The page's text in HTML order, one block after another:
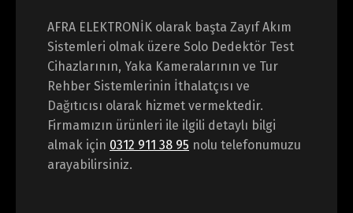
AFRA ELEKTRONİK olarak başta Zayıf Akım
Sistemleri olmak üzere Solo Dedektör Test
Cihazlarının, Yaka Kameralarının ve Tur
Rehber Sistemlerinin İthalatçısı ve
Dağıtıcısı olarak hizmet vermektedir.
Firmamızın ürünleri ile ilgili detaylı bilgi
almak için 0312 911 38 95 nolu telefonumuzu
arayabilirsiniz.